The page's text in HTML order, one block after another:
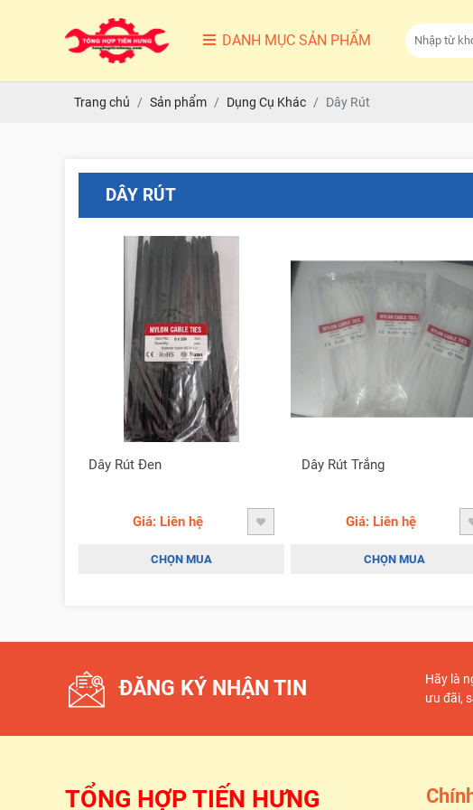
DANH MỤC SẢN PHẨM
Trang chủ Sản phẩm Dụng Cụ Khác Dây Rút
DÂY RÚT
Dây Rút Đen
Giá: Liên hệ
CHỌN MUA
Dây Rút Trắng
Giá: Liên hệ
CHỌN MUA
ĐĂNG KÝ NHẬN TIN
Hãy là
ưu đãi,
TỔNG HỢP TIẾN HƯNG